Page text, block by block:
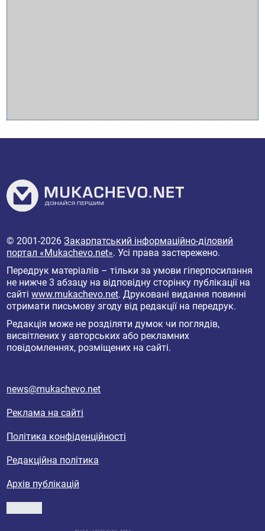
© 2001-2026Закарпатський інформаційно-діловий
портал «Mukachevo.net». Усі права застережено.
Передрук матеріалів – тільки за умови гіперпосилання
не нижче 3 абзацу на відповідну сторінку публікації на
сайтіwww.mukachevo.net. Друковані видання повинні
отримати письмову згоду від редакції на передрук.
Редакція може не розділяти думок чи поглядів,
висвітлених у авторських або рекламних
повідомленнях, розміщених на сайті.
news@mukachevo.net
Реклама на сайті
Політика конфіденційності
Редакційна політика
Архів публікацій